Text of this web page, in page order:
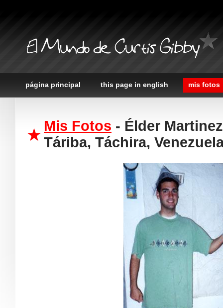
El Mundo de Curtis Gibby
página principal this page in english mis fotos
Mis Fotos - Élder
Táriba, Táchira,